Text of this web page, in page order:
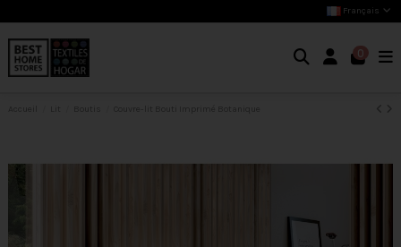
Français
0